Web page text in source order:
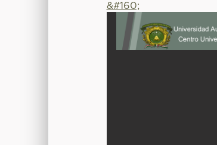
&#160;